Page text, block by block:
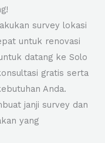
survey lokasi
untuk renovasi
datang ke Solo
gratis serta
Anda.
janji survey dan
yang